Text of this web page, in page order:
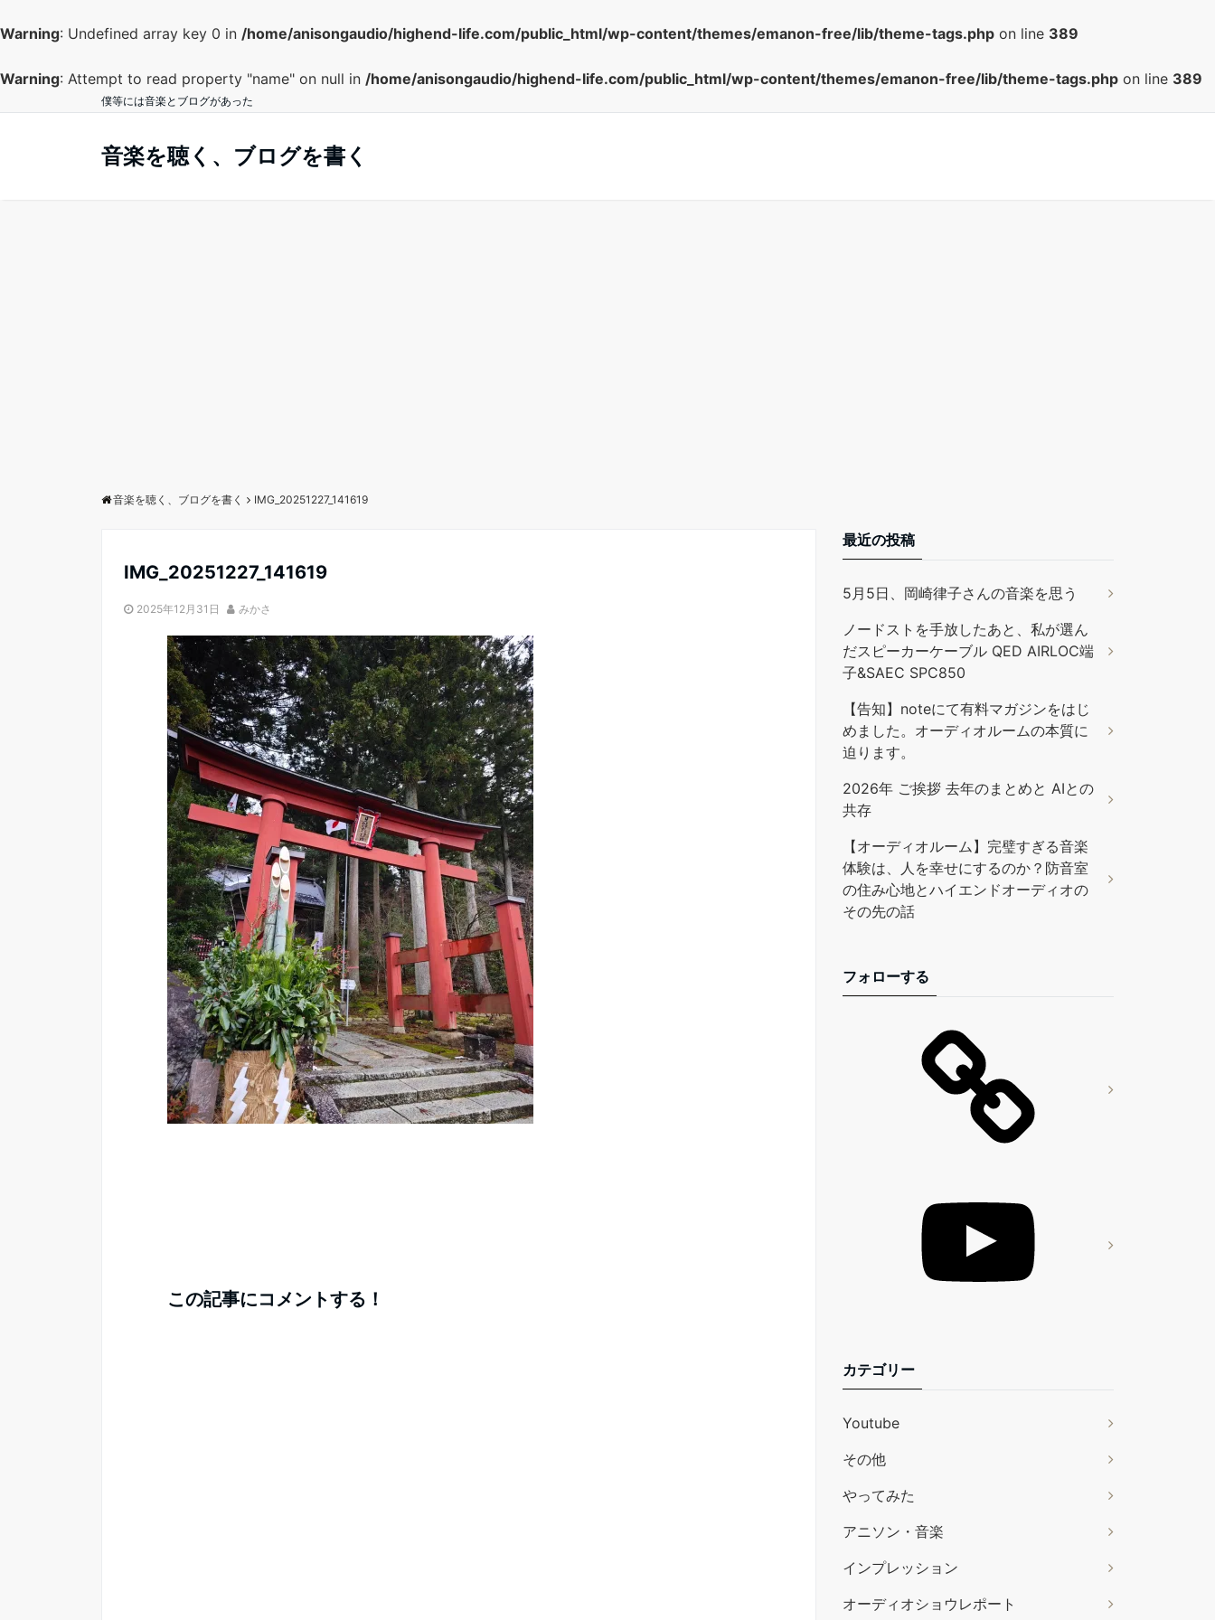
Warning: Undefined array key 0 in /home/anisongaudio/highend-life.com/public_html/wp-content/themes/emanon-free/lib/theme-tags.php on line 389
Warning: Attempt to read property "name" on null in /home/anisongaudio/highend-life.com/public_html/wp-content/themes/emanon-free/lib/theme-tags.php on line 389
僕等には音楽とブログがあった
音楽を聴く、ブログを書く
音楽を聴く、ブログを書く IMG_20251227_141619
IMG_20251227_141619
2025年12月31日 みかさ
この記事にコメントする！
最近の投稿
5月5日、岡崎律子さんの音楽を思う
ノードストを手放したあと、私が選ん
だスピーカーケーブル QED AIRLOC端
子&SAEC SPC850
【告知】noteにて有料マガジンをはじ
めました。オーディオルームの本質に
迫ります。
2026年 ご挨拶 去年のまとめと AIとの
共存
【オーディオルーム】完璧すぎる音楽
体験は、人を幸せにするのか？防音室
の住み心地とハイエンドオーディオの
その先の話
フォローする
カテゴリー
Youtube
その他
やってみた
アニソン・音楽
インプレッション
オーディオショウレポート